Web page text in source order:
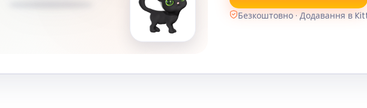
Безкоштовно · Додавання в